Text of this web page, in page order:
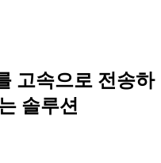
고속으로 전송하
솔루션